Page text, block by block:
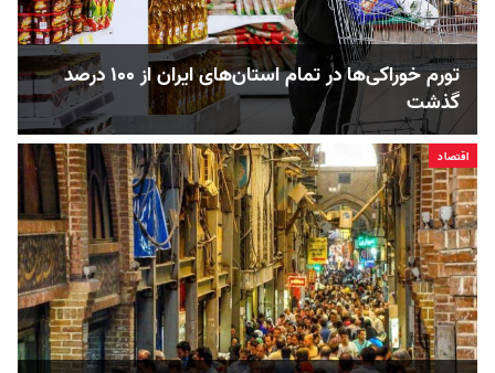
تورم خوراکی‌ها در تمام استان‌های ایران از ۱۰۰ درصد
گذشت
اقتصاد